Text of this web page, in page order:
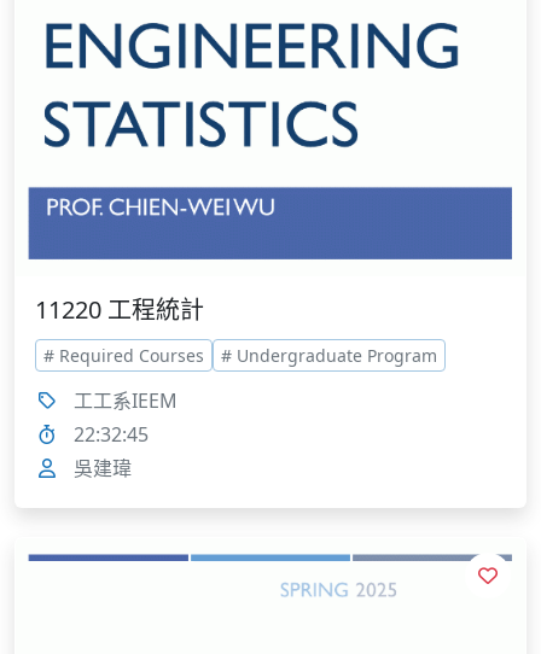
11220 工程統計
# Required Courses # Undergraduate Program
工工系IEEM
22:32:45
吳建瑋